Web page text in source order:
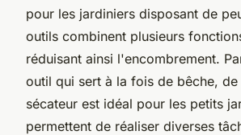
pour les jardiniers disposant de
outils combinent plusieurs
réduisant ainsi l'encombrement.
outil qui sert à la fois de bêche, de
sécateur est idéal pour les petits
permettent de réaliser diverses